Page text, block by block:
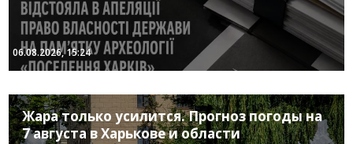
06.08.2026, 15:24
Жара только усилится. Прогноз погоды на
7 августа в Харькове и области